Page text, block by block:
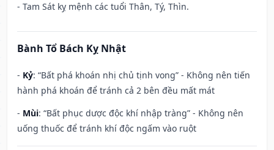
- Tam Sát kỵ mệnh các tuổi Thân, Tý, Thìn.
Bành Tổ Bách Kỵ Nhật
- Kỷ: “Bất phá khoán nhị chủ tịnh vong” - Không nên tiến
hành phá khoán để tránh cả 2 bên đều mất mát
- Mùi: “Bất phục dược độc khí nhập tràng” - Không nên
uống thuốc để tránh khí độc ngấm vào ruột